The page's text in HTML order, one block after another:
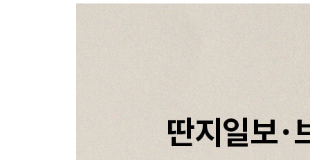
밥 먹고 다니라는 말
상갓집 앞에서 옷깃을 여미는, 최소한의 배려
자꾸만 설명을 요구하는 사람들
상처받은 이가 상처받은 이에게